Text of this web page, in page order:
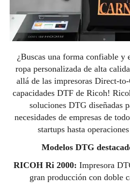
¿Buscas una forma confiable y
ropa personalizada de alta
allá de las impresoras Direct-
capacidades DTF de Ricoh!
soluciones DTG diseñadas
necesidades de empresas de
startups hasta
Modelos DTG
RICOH Ri 2000: Impresora
gran producción con doble